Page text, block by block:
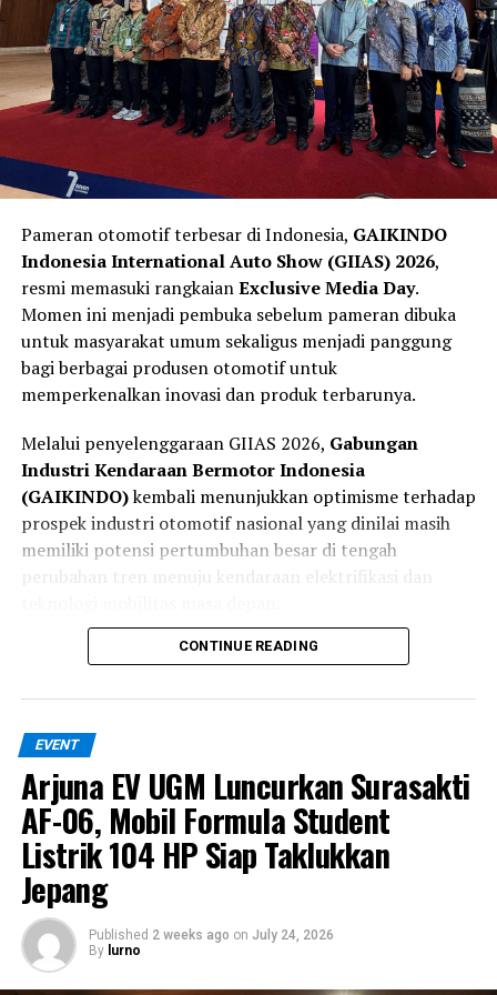
RELATED TOPICS: ONEPRIX
UP NEXT
Jadwal Lengkap Seri Gold Series IDW Racertees
Ekitoyama 2024: Digelar dalam 5 Seri
DON'T MISS
Menghadapi Tantangan Berat, Jorge Lorenzo
Menyuarakan Harapan untuk Kemenangan Jorge Martin
di MotoGP 2024
Pameran otomotif terbesar di Indonesia, GAIKINDO
Indonesia International Auto Show (GIIAS) 2026,
resmi memasuki rangkaianExclusive Media Day.
Momen ini menjadi pembuka sebelum pameran dibuka
untuk masyarakat umum sekaligus menjadi panggung
bagi berbagai produsen otomotif untuk
memperkenalkan inovasi dan produk terbarunya.
Melalui penyelenggaraan GIIAS 2026, Gabungan
Industri Kendaraan Bermotor Indonesia
(GAIKINDO)kembali menunjukkan optimisme terhadap
prospek industri otomotif nasional yang dinilai masih
memiliki potensi pertumbuhan besar di tengah
perubahan tren menuju kendaraan elektrifikasi dan
Exclusive Media Day juga menjadi kesempatan bagi
media untuk melihat lebih dekat berbagai peluncuran
CONTINUE READING
EVENT
Arjuna EV UGM Luncurkan Surasakti
AF-06, Mobil Formula Student
Listrik 104 HP Siap Taklukkan
Jepang
Published 2 weeks ago on July 24, 2026
By lurno